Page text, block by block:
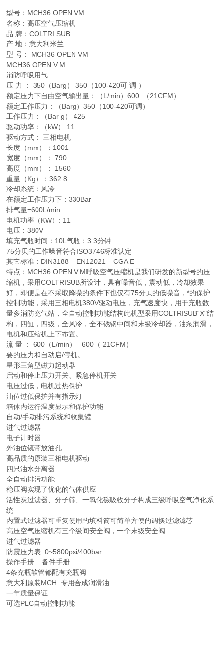
型号：MCH36 OPEN VM
名称：高压空气压缩机
品 牌：COLTRI SUB
产 地：意大利米兰
型 号： MCH36 OPEN VM
MCH36 OPEN V.M
消防呼吸用气
压 力 ： 350（Barg） 350（100-420可 调 ）
额定压力下自由空气输出量：（L/min）600 （21CFM）
额定工作压力：（Barg）350（100-420可调）
工作压力：（Bar g） 425
驱动功率：（kW） 11
驱动方式： 三相电机
长度（mm）：1001
宽度（mm）： 790
高度（mm）： 1560
重量（Kg）：362.8
冷却系统：风冷
在额定工作压力下：330Bar
排气量=600L/min
电机功率（KW）: 11
电压：380V
填充气瓶时间：10L气瓶：3.3分钟
75分贝的工作噪音符合ISO3746标准认定
其它标准：DIN3188 EN12021 CGA E
特点：MCH36 OPEN V.M呼吸空气压缩机是我们研发的新型号的压
缩机，采用COLTRISUB所设计，具有噪音低，震动低，冷却效果
好，即便是在不采取降噪的条件下也仅有75分贝的低噪音，*的保护
控制功能，采用三相电机380V驱动电压，充气速度快，用于充瓶数
量多消防充气站，全自动控制功能结构此机型采用COLTRISUB“X"结
构，四缸，四级，全风冷，全不锈钢中间和末级冷却器，油泵润滑，
电机和压缩机上下布置。
流 量 ： 600（L/min） 600（ 21CFM）
要的压力和自动启/停机。
星形三角型磁力起动器
启动和停止压力开关、紧急停机开关
电压过低，电机过热保护
油位过低保护并有指示灯
箱体内运行温度显示和保护功能
自动/手动排污系统和收集罐
进气过滤器
电子计时器
外油位镜带放油孔
高品质的原装三相电机驱动
四只油水分离器
全自动排污功能
稳压阀实现了优化的气体供应
活性炭过滤器、分子筛、一氧化碳吸收分子构成三级呼吸空气净化系
统
内置式过滤器可重复使用的填料筒可简单方便的调换过滤滤芯
高压空气压缩机有三个级间安全阀，一个末级安全阀
进气过滤器
防震压力表 0~5800psi/400bar
操作手册 备件手册
4条充瓶软管都配有充瓶阀
意大利原装MCH 专用合成润滑油
一年质量保证
可选PLC自动控制功能